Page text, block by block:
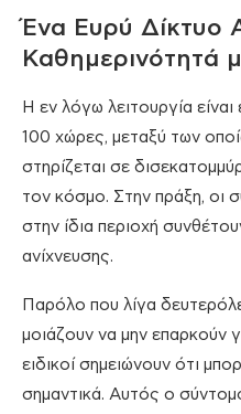
Ένα Ευρύ Δίκτυο
Καθημερινότητά
Η εν λόγω λειτουργία
100 χώρες, μεταξύ των
στηρίζεται σε
τον κόσμο. Στην πράξη, οι
στην ίδια περιοχή
ανίχνευσης.
Παρόλο που λίγα
μοιάζουν να μην επαρκούν
ειδικοί σημειώνουν ότι
σημαντικά. Αυτός ο